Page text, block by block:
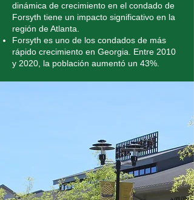
dinámica de crecimiento en el condado de
Forsyth tiene un impacto significativo en la
región de Atlanta.
Forsyth es uno de los condados de más
rápido crecimiento en Georgia. Entre 2010
y 2020, la población aumentó un 43%.